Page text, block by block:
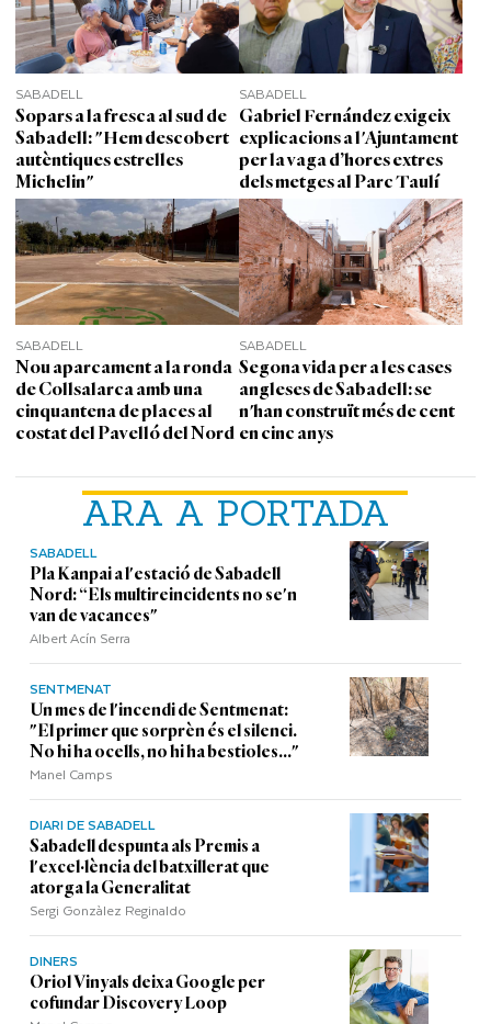
ARA A PORTADA
SABADELL
Pla Kanpai a l'estació de Sabadell
Nord: “Els multireincidents no se'n
van de vacances"
Albert Acín Serra
SENTMENAT
Un mes de l'incendi de Sentmenat:
"El primer que sorprèn és el silenci.
No hi ha ocells, no hi ha bestioles..."
Manel Camps
DIARI DE SABADELL
Sabadell despunta als Premis a
l'excel·lència del batxillerat que
atorga la Generalitat
Sergi Gonzàlez Reginaldo
DINERS
Oriol Vinyals deixa Google per
cofundar Discovery Loop
SABADELL
Sopars a la fresca al sud de
Sabadell: "Hem descobert
autèntiques estrelles
Michelin"
SABADELL
Gabriel Fernández exigeix
explicacions a l'Ajuntament
per la vaga d’hores extres
dels metges al Parc Taulí
SABADELL
Nou aparcament a la ronda
de Collsalarca amb una
cinquantena de places al
costat del Pavelló del Nord
SABADELL
Segona vida per a les cases
angleses de Sabadell: se
n'han construït més de cent
en cinc anys